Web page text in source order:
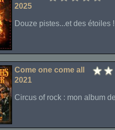
2025
Douze pistes...et des étoiles !
Come one come all
2021
Circus of rock : mon album